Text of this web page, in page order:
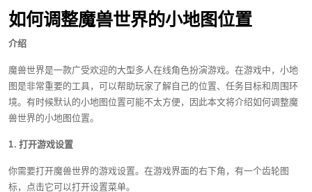
如何调整魔兽世界的小地图位置
介绍
魔兽世界是一款广受欢迎的大型多人在线角色扮演游戏。在游戏中，小地
图是非常重要的工具，可以帮助玩家了解自己的位置、任务目标和周围环
境。有时候默认的小地图位置可能不太方便，因此本文将介绍如何调整魔
兽世界的小地图位置。
1. 打开游戏设置
你需要打开魔兽世界的游戏设置。在游戏界面的右下角，有一个齿轮图
标，点击它可以打开设置菜单。